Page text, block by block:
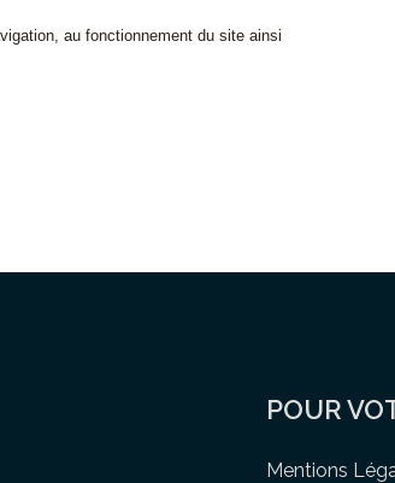
au fonctionnement du site ainsi
POUR
Mentions